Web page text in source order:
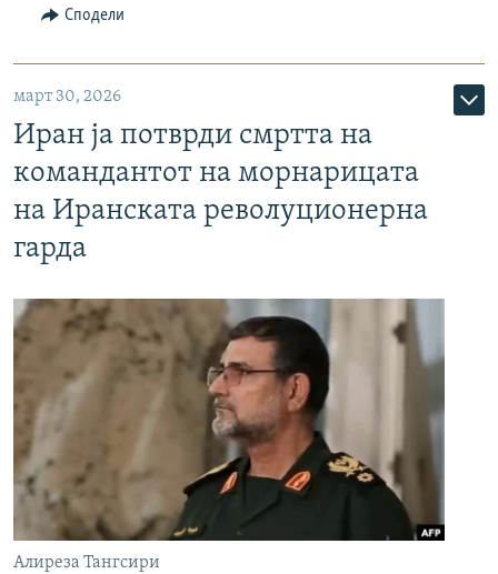
Сподели
март 30, 2026
Иран ја потврди смртта на
командантот на морнарицата
на Иранската револуционерна
гарда
Алиреза Тангсири